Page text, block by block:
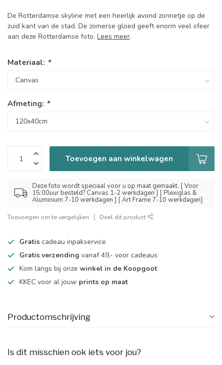
De Rotterdamse skyline met een heerlijk avond zonnetje op de
zuid kant van de stad. De zomerse gloed geeft enorm veel sfeer
aan deze Rotterdamse foto. Lees meer.
Materiaal: *
Afmeting: *
Toevoegen aan winkelwagen
Deze foto wordt speciaal voor u op maat gemaakt. [ Voor
15:00uur besteld? Canvas 1-2 werkdagen ] [ Plexiglas &
Aluminium 7-10 werkdagen ] [ Art Frame 7-10 werkdagen]
Toevoegen om te vergelijken Deel dit product
Gratis cadeau inpakservice
Gratis verzending vanaf 49,- voor cadeaus
Kom langs bij onze winkel in de Koopgoot
KKEC voor al jouw prints op maat
Productomschrijving
Is dit misschien ook iets voor jou?